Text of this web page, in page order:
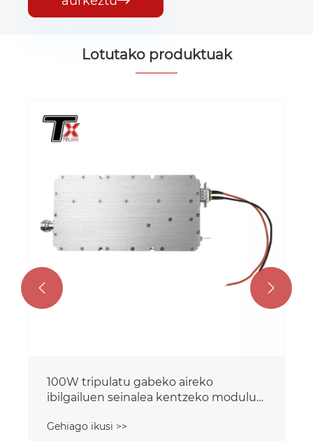
Lotutako produktuak
100W tripulatu gabeko aireko
ibilgailuen seinalea kentzeko modulua
Gehiago ikusi >>
 